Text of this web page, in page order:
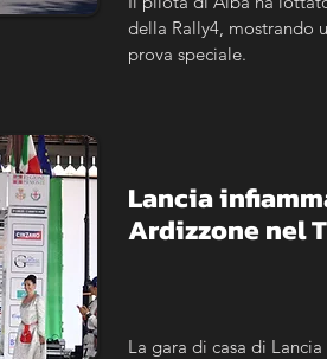
della Rally4, mostrando
prova speciale.
Lancia
Ardizzone nel
La gara di casa di